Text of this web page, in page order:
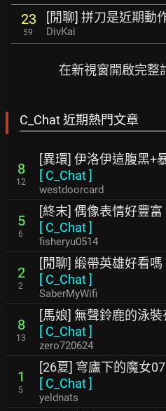
23
59
[閒聊] 拼刀是近期動
DivKai
在新視窗開啟完整
C_Chat 近期熱門文章
8
12
[異環] 伊洛伊這腹黑+
[ C_Chat]
westdoorcard
5
6
[終末] 偶像表情好豐富
[ C_Chat]
fisheryu0514
2
2
[閒聊] 緞帶英雄好看
[ C_Chat]
SaberMyWifi
8
13
[馬娘] 無聲鈴鹿的泳
[ C_Chat]
zero720624
1
5
[26夏] 穹廬下的魔女
[ C_Chat]
yeldnats